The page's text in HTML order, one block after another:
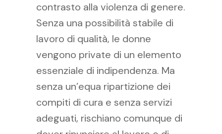
contrasto alla violenza di genere.
Senza una possibilità stabile di
lavoro di qualità, le donne
vengono private di un elemento
essenziale di indipendenza. Ma
senza un’equa ripartizione dei
compiti di cura e senza servizi
adeguati, rischiano comunque di